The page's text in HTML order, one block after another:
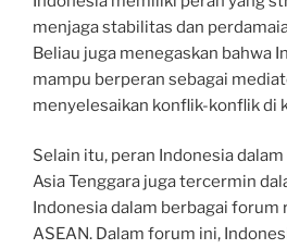
menjaga stabilitas dan
Beliau juga menegaskan bahwa
mampu berperan sebagai
menyelesaikan konflik-konflik di
Selain itu, peran Indonesia
Asia Tenggara juga tercermin
Indonesia dalam berbagai forum
ASEAN. Dalam forum ini,